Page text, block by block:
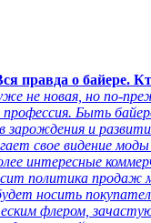
правда о байере.
не новая, но по-
профессия. Быть
зарождения и
свое видение
интересные
политика продаж
носить
флером,